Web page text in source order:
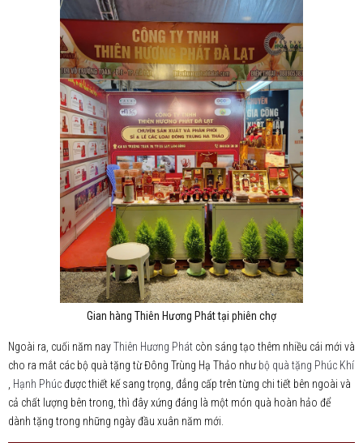
Gian hàng Thiên Hương Phát tại phiên chợ
Ngoài ra, cuối năm nayThiên Hương Phát còn sáng tạo thêm nhiều cái mới và
cho ra mắt các bộ quà tặng từ Đông Trùng Hạ Thảo nhưbộ quà tặng Phúc Khí
Hạnh Phúcđược thiết kế sang trọng, đẳng cấp trên từng chi tiết bên ngoài và
cả chất lượng bên trong, thì đây xứng đáng là một món quà hoàn hảo để
dành tặng trong những ngày đầu xuân năm mới.